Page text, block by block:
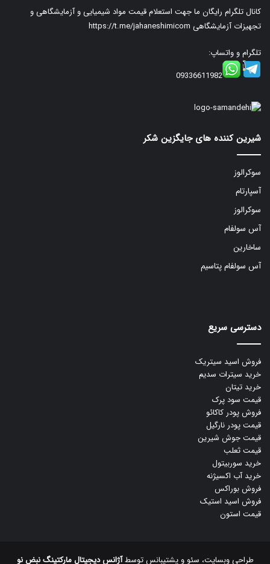
کانال تلگرام رایگان ما جهت استعلام قیمت مواد شیمیایی و آزمایشگاهی و
تجهیزات آزمایشگاهی https://t.me/jahaneshimicom
تلگرام و واتساپ:
09336611982
شیرین کننده های جایگزین شکر
سوکرالوز
آسپارتام
سوکرالوز
آس سولفام
ساخارین
آس سولفام پتاسیم
دسترسی سریع
فروش اسید سیتریک
خرید سیترات سدیم
خرید تیتان
قیمت سود پرک
فروش پودر کاکائو
قیمت پودر نارگیل
قیمت جوش شیرین
قیمت ثعلب
خرید سوربیتول
خرید آب اکسیژنه
فروش بوراکس
فروش اسید استیک
قیمت استون
طراحی وبسایت، سئو و پشتیبانس توسطآژانس دیجیتال مارکتینگ نبض نو